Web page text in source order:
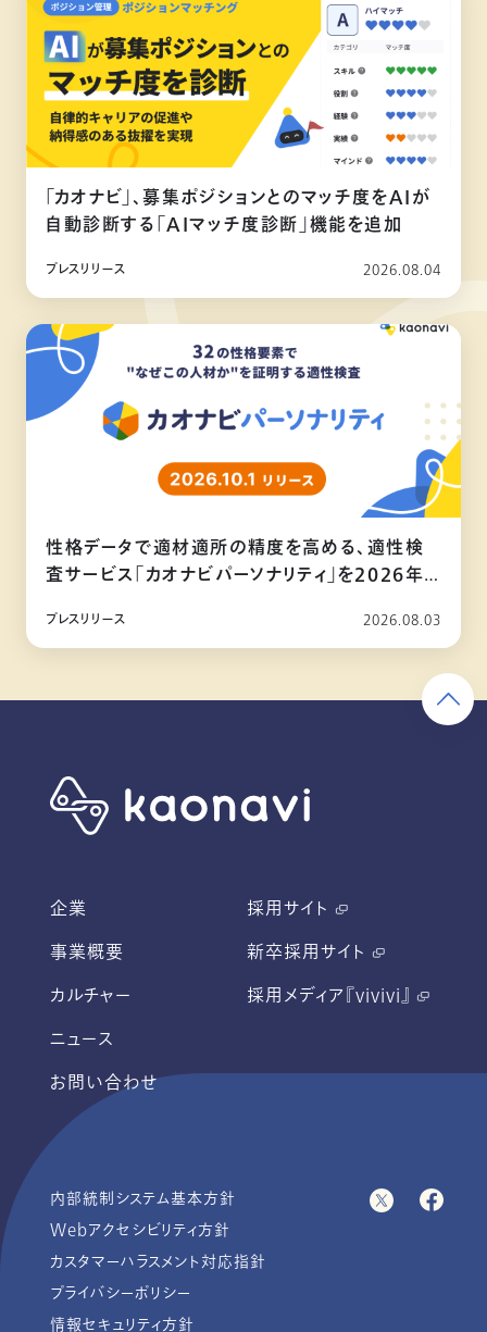
「カオナビ」、募集ポジションとのマッチ度をAIが
自動診断する「AIマッチ度診断」機能を追加
プレスリリース 2026.08.04
性格データで適材適所の精度を高める、適性検
査サービス「カオナビパーソナリティ」を2026年
プレスリリース 2026.08.03
企業
事業概要
カルチャー
ニュース
お問い合わせ
採用サイト
新卒採用サイト
採用メディア『vivivi』
内部統制システム基本方針
Webアクセシビリティ方針
カスタマーハラスメント対応指針
プライバシーポリシー
情報セキュリティ方針